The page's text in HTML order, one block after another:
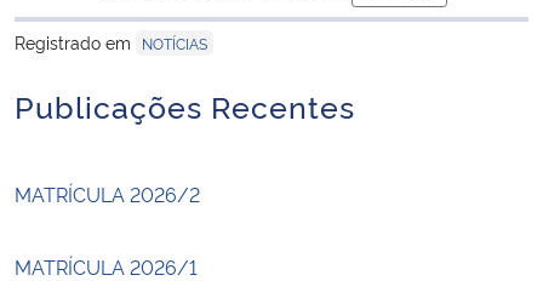
para área de
Registrado em
NOTÍCIAS
Publicações Recentes
MATRÍCULA 2026/2
MATRÍCULA 2026/1